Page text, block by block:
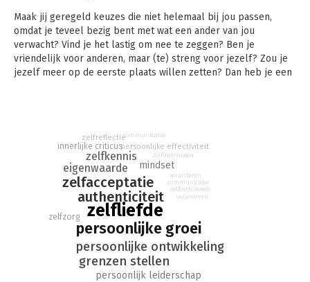
Maak jij geregeld keuzes die niet helemaal bij jou passen,
omdat je teveel bezig bent met wat een ander van jou
verwacht? Vind je het lastig om nee te zeggen? Ben je
vriendelijk voor anderen, maar (te) streng voor jezelf? Zou je
jezelf meer op de eerste plaats willen zetten? Dan heb je een
is en jezelf dát te geven, merk je dat je je krachtiger, meer
ontspannen, echter en liefdevoller gaat voelen.
Judith Webber biedt je talloze inzichten, tips en oefeningen om
jezelf beter te leren kennen en de programmering die jou in
de weg staat, te ontleren. Neem de tijd om alles in je leven toe
te passen en ontdek hoe je meer en meer jezelf wordt. Het
effect is dat je meer liefde te geven én te ontvangen hebt.
Omdat je liefde bent!
zelfliefde
persoonlijke groei
authenticiteit
zelfacceptatie
persoonlijke ontwikkeling
grenzen stellen
eigenwaarde
zelfkennis
mindset
persoonlijk leiderschap
zelfzorg
innerlijke criticus
zelfreflectie
persoonlijke effectiviteit
communicatie
zelfvertrouwen
veranderen
communicatie
zelfvertrouwen
veranderen